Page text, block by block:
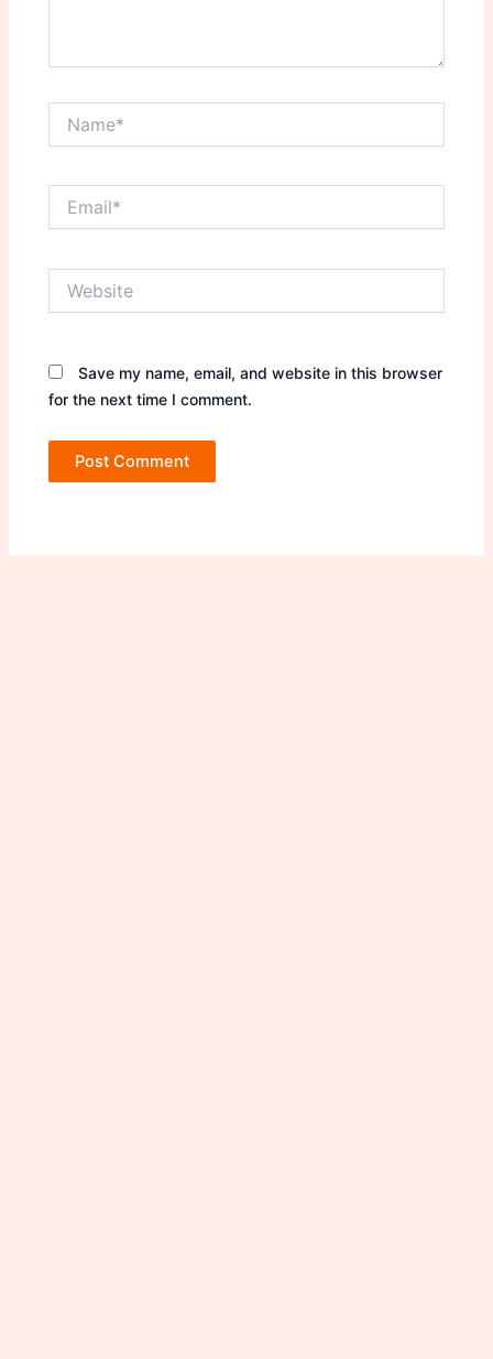
Save my name, email, and website in this browser
for the next time I comment.